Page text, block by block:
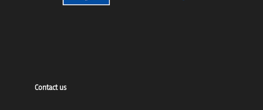
Contact us